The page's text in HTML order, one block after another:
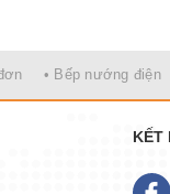
• Bếp nướng điện
KẾT